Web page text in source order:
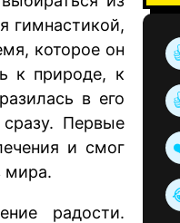
гимнастикой,
которое он
к природе, к
в его
Первые
и смог
мира.
радости.